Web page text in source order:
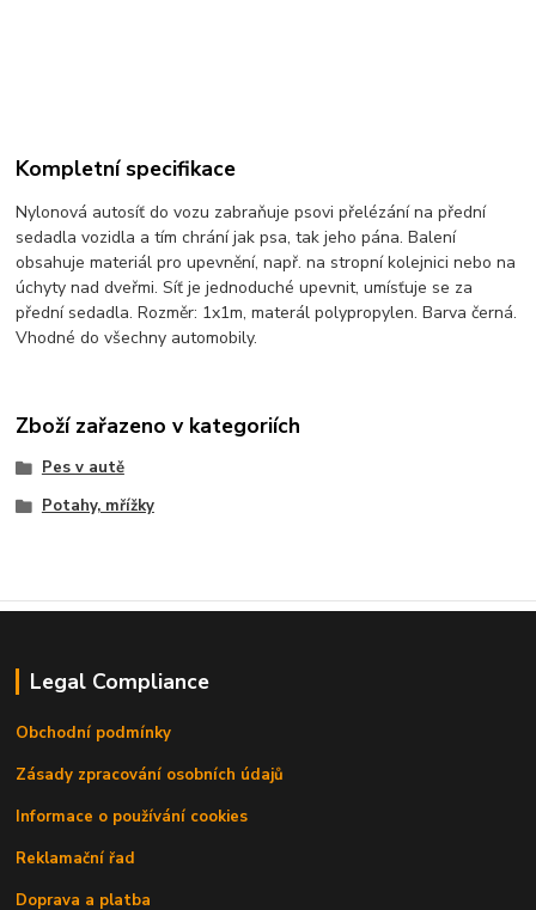
Kompletní specifikace
Nylonová autosíť do vozu zabraňuje psovi přelézání na přední
sedadla vozidla a tím chrání jak psa, tak jeho pána. Balení
obsahuje materiál pro upevnění, např. na stropní kolejnici nebo na
úchyty nad dveřmi. Síť je jednoduché upevnit, umísťuje se za
přední sedadla. Rozměr: 1x1m, materál polypropylen. Barva černá.
Vhodné do všechny automobily.
Zboží zařazeno v kategoriích
Pes v autě
Potahy, mřížky
Legal Compliance
Obchodní podmínky
Zásady zpracování osobních údajů
Informace o používání cookies
Reklamační řad
Doprava a platba